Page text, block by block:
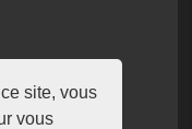
site, vous
vous